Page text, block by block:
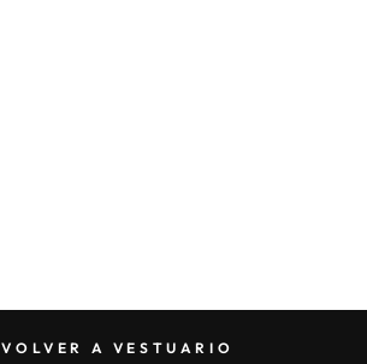
VOLVER A VESTUARIO